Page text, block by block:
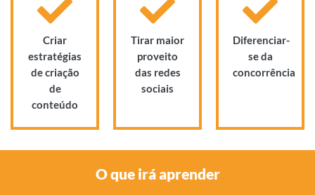
Criar
estratégias
de criação
de
conteúdo
Tirar maior
proveito
das redes
sociais
Diferenciar-
se da
concorrência
O que irá aprender